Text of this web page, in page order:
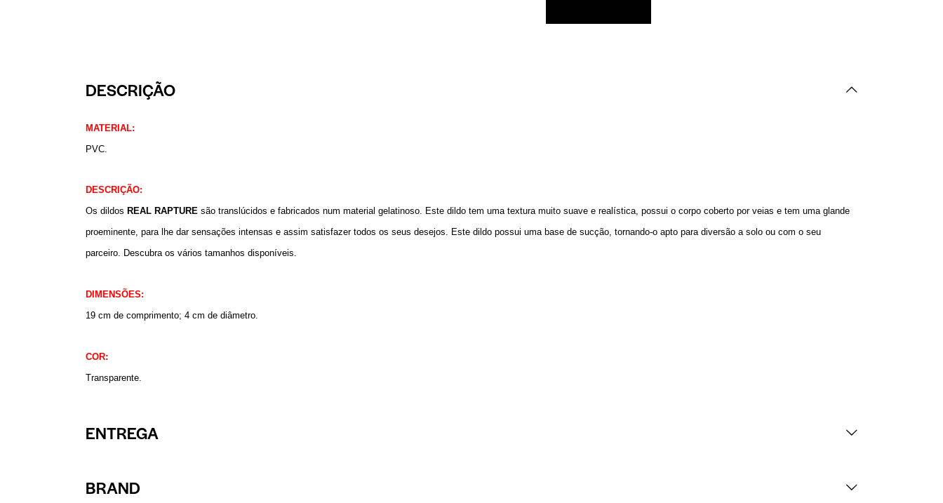
DESCRIÇÃO
MATERIAL:
PVC.
DESCRIÇÃO:
Os dildos REAL RAPTURE são translúcidos e fabricados num material gelatinoso. Este dildo tem uma textura muito suave e realística, possui o corpo coberto por veias e tem uma glande
proeminente, para lhe dar sensações intensas e assim satisfazer todos os seus desejos. Este dildo possui uma base de sucção, tornando-o apto para diversão a solo ou com o seu
parceiro. Descubra os vários tamanhos disponíveis.
DIMENSÕES:
19 cm de comprimento; 4 cm de diâmetro.
COR:
Transparente.
ENTREGA
BRAND